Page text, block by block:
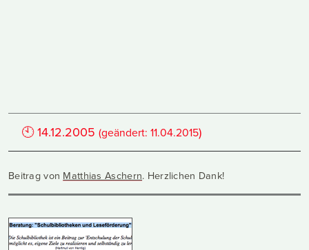
🕙14.12.2005 (geändert:11.04.2015)
Beitrag von Matthias Aschern. Herzlichen Dank!